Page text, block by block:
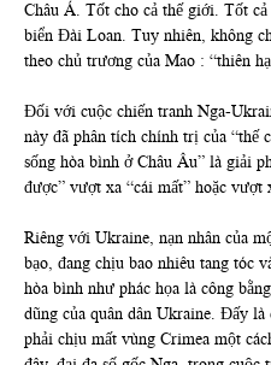
Châu Á. Tốt cho cả thế giới. Tốt cả
biển Đài Loan. Tuy nhiên, không
theo chủ trương của Mao : “thiên
Đối với cuộc chiến tranh Nga-
này đã phân tích chính trị của “thế
sống hòa bình ở Châu Âu” là giải
được” vượt xa “cái mất” hoặc vượt
Riêng với Ukraine, nạn nhân của
bạo, đang chịu bao nhiêu tang tóc
hòa bình như phác họa là công
dũng của quân dân Ukraine. Đấy
phải chịu mất vùng Crimea một